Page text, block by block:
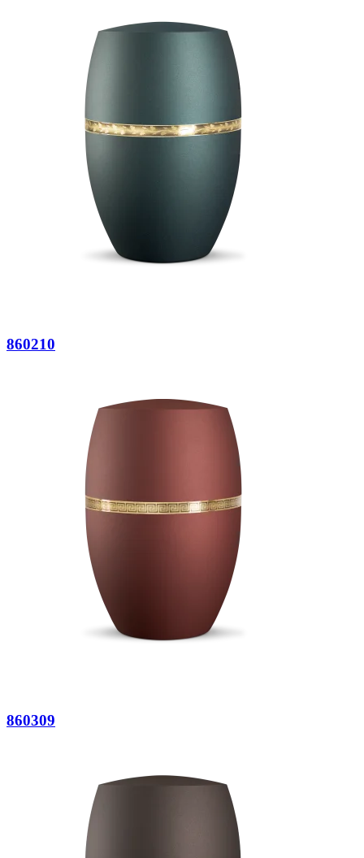
860210
860309